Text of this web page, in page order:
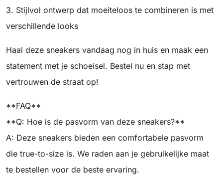
3. Stijlvol ontwerp dat moeiteloos te combineren is met
verschillende looks
Haal deze sneakers vandaag nog in huis en maak een
statement met je schoeisel. Bestel nu en stap met
vertrouwen de straat op!
**FAQ**
**Q: Hoe is de pasvorm van deze sneakers?**
A: Deze sneakers bieden een comfortabele pasvorm
die true-to-size is. We raden aan je gebruikelijke maat
te bestellen voor de beste ervaring.